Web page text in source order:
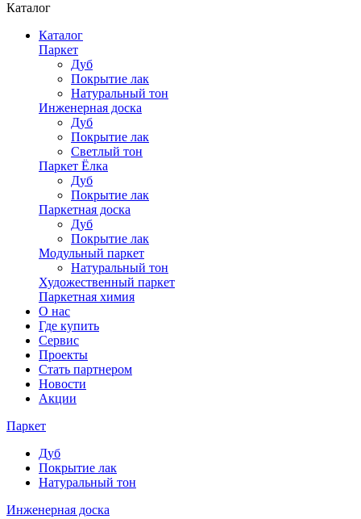
Каталог
Каталог
Паркет
Дуб
Покрытие лак
Натуральный тон
Инженерная доска
Дуб
Покрытие лак
Светлый тон
Паркет Ёлка
Дуб
Покрытие лак
Паркетная доска
Дуб
Покрытие лак
Модульный паркет
Натуральный тон
Художественный паркет
Паркетная химия
О нас
Где купить
Сервис
Проекты
Стать партнером
Новости
Акции
Паркет
Дуб
Покрытие лак
Натуральный тон
Инженерная доска